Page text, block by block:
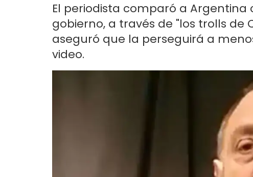
El periodista comparó a Argentina
gobierno, a través de "los trolls de
aseguró que la perseguirá a
video.